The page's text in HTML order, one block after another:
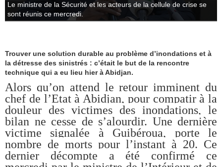
Le ministre de la Sécurité et les acteurs de la cellule de crise se
sont réunis ce mercredi.
Trouver une solution durable au problème d’inondations et à
la détresse des sinistrés : c’était le but de la rencontre
technique qui a eu lieu hier à Abidjan.
Alors qu’on attend le retour imminent du
chef de l’Etat à Abidjan, pour compatir à la
douleur des victimes des inondations, le
bilan ne cesse de s’alourdir. Une dernière
victime signalée à Guibéroua, porte le
nombre de morts pour l’instant à 20. Ce
dernier décompte a été confirmé ce